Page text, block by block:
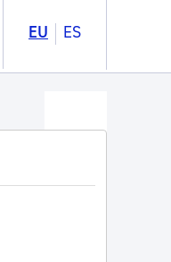
EU ES